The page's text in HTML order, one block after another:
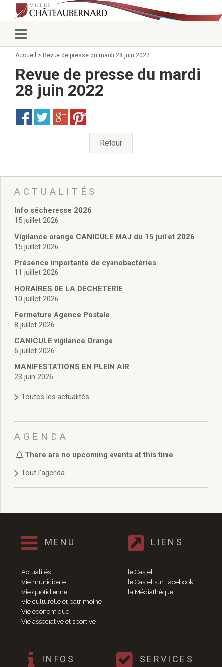
Vie municipale
Conseillers municipaux
Commissions 2026
Arrêtés du Maire
Services municipaux
Pour venir nous voir
administratives
Services Techniques
Affaires Scolaires
Vie associative
Police Municipale/règlementation
Cimetière/réglementation funéraire
Services en ligne
Licences boissons
Cadastre
Actes d’état civil
Budget de Fonctionnement
Budget d’Investissement
Conseils municipaux
Règlement du conseil municipal
Délibérations 2025
Délibérations 2022
Délibérations 2021
Délibérations 2020
Délibérations 2019
Délibérations 2018
Délibérations 2014
Délibérations 2013
Délibérations 2011
Délibérations 2010
Délibérations 2009
Délibérations 2008
Agenda réunions publiques
Marchés publics
Vie quotidienne
Accueil > Revue de presse du mardi 28 juin 2022
Revue de presse du mardi
28 juin 2022
Save
Retour
ACTUALITÉS
Info sécheresse 2026
15 juillet 2026
Vigilance orange CANICULE MAJ du 15 juillet 2026
15 juillet 2026
Présence importante de cyanobactéries
11 juillet 2026
HORAIRES DE LA DECHETERIE
10 juillet 2026
Fermeture Agence Postale
8 juillet 2026
CANICULE vigilance Orange
6 juillet 2026
MANIFESTATIONS EN PLEIN AIR
23 juin 2026
Toutes les actualités
AGENDA
There are no upcoming events at this time
Tout l'agenda
MENU
Actualités
Vie municipale
Vie quotidienne
Vie culturelle et patrimoine
Vie économique
Vie associative et sportive
LIENS
le Castel
le Castel sur Facebook
la Médiathèque
INFOS SERVICES